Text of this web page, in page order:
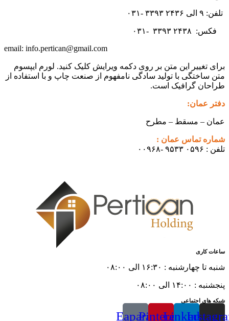
تلفن: ۹ الی ۲۴۳۶ ۳۳۹۳ -۰۳۱
فکس: ۳۳۹۳ ۲۴۳۸ -۰۳۱
info.pertican@gmail.com
برای تغییر این متن بر روی دکمه ویرایش کلیک کنید. لورم ایپسوم
متن ساختگی با تولید سادگی نامفهوم از صنعت چاپ و با استفاده از
طراحان گرافیک است.
دفتر عمان:
عمان – مسقط – مطرح
شماره تماس عمان :
تلفن : ۰۵۹۶ ۹۵۳۳ -۰۰۹۶۸
ساعات کاری
شنبه تا چهارشنبه : ۱۶:۳۰ الی ۰۸:۰۰
پنجشنبه : ۱۴:۰۰ الی ۰۸:۰۰
شبکه های اجتماعی
Linkedin
Pinterest
Eaparat